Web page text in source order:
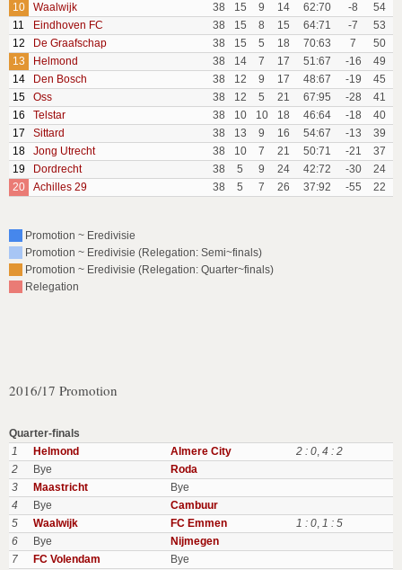
10
Waalwijk 38 15 9 14 62:70 -8
54
11
Eindhoven FC 38 15 8 15 64:71 -7
53
12
De Graafschap 38 15 5 18 70:63 7
50
13
Helmond 38 14 7 17 51:67 -16
49
14
Den Bosch 38 12 9 17 48:67 -19
45
15
Oss 38 12 5 21 67:95 -28
41
16
Telstar 38 10 10 18 46:64 -18
40
17
Sittard 38 13 9 16 54:67 -13
39
18
Jong Utrecht 38 10 7 21 50:71 -21
37
19
Dordrecht 38 5 9 24 42:72 -30
24
20
Achilles 29 38 5 7 26 37:92 -55 22
Promotion ~ Eredivisie
Promotion ~ Eredivisie (Relegation: Semi~finals)
Promotion ~ Eredivisie (Relegation: Quarter~finals)
Relegation
2016/17 Promotion
Quarter-finals
1
Helmond Almere City 2 : 0, 4 : 2
2
Bye
Roda
3
Maastricht
Bye
4
Bye
Cambuur
5
Waalwijk FC Emmen 1 : 0, 1 : 5
6
Bye
Nijmegen
7
FC Volendam
Bye